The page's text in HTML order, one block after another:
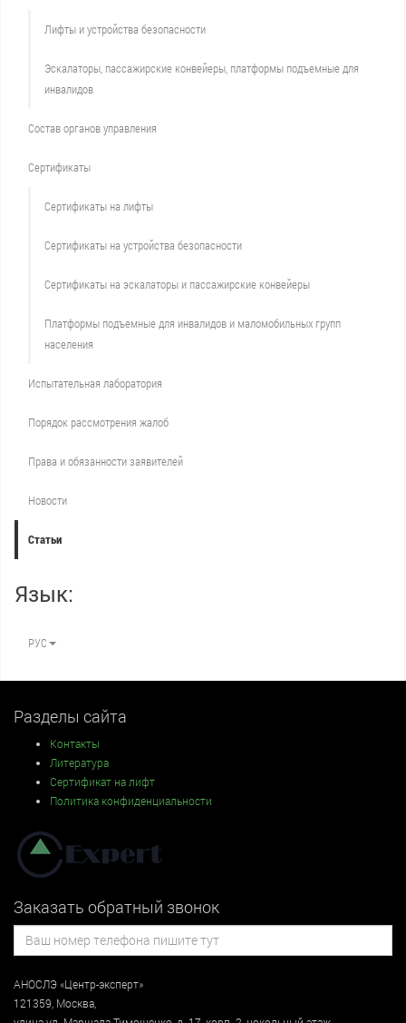
Лифты и устройства безопасности
Эскалаторы, пассажирские конвейеры, платформы подъемные для
инвалидов
Состав органов управления
Сертификаты
Сертификаты на лифты
Сертификаты на устройства безопасности
Сертификаты на эскалаторы и пассажирские конвейеры
Платформы подъемные для инвалидов и маломобильных групп
населения
Испытательная лаборатория
Порядок рассмотрения жалоб
Права и обязанности заявителей
Новости
Статьи
Язык:
РУС
Разделы сайта
Контакты
Литература
Сертификат на лифт
Политика конфиденциальности
Заказать обратный звонок
АНОСЛЭ «Центр-эксперт»
121359 Москва